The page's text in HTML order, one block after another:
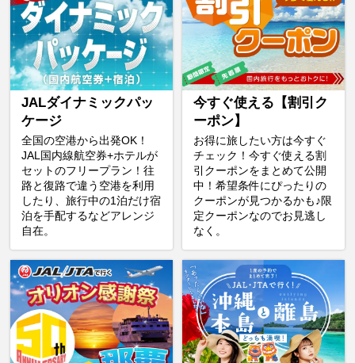
JALダイナミックパッ
ケージ
全国の空港から出発OK！
JAL国内線航空券+ホテルが
セットのフリープラン！往
路と復路で違う空港を利用
したり、旅行中の1泊だけ宿
泊を手配するなどアレンジ
自在。
今すぐ使える【割引ク
ーポン】
お得に旅したい方は今すぐ
チェック！今すぐ使える割
引クーポンをまとめて公開
中！希望条件にぴったりの
クーポンが見つかるかも♪限
定クーポンなのでお見逃し
なく。